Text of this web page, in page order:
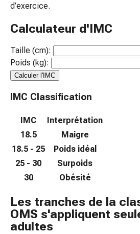
de
Pansements
Pommades
désinfection
plaies
Pansement
spray
Sutures
cutanées
adhésives
colle
tissulaire
d’exercice.
Calculateur d'IMC
Taille (cm):
Poids (kg):
Calculer l'IMC
IMC Classification
IMC
Interprétation
18.5
Maigre
18.5 - 25
Poids idéal
25 - 30
Surpoids
30
Obésité
Les tranches de la
OMS s'appliquent
adultes